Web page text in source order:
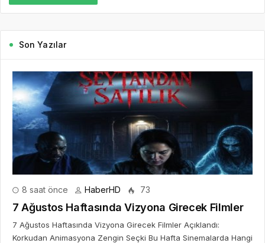
Son Yazılar
8 saat önce HaberHD 73
7 Ağustos Haftasında Vizyona Girecek Filmler
7 Ağustos Haftasında Vizyona Girecek Filmler Açıklandı:
Korkudan Animasyona Zengin Seçki Bu Hafta Sinemalarda Hangi